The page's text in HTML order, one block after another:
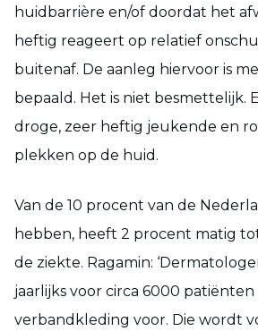
huidbarrière en/of doordat het
heftig reageert op relatief
buitenaf. De aanleg hiervoor is
bepaald. Het is niet besmettelijk.
droge, zeer heftig jeukende en
plekken op de huid.
Van de 10 procent van de
hebben, heeft 2 procent matig
de ziekte. Ragamin:
jaarlijks voor circa 6000
verbandkleding voor. Die wordt